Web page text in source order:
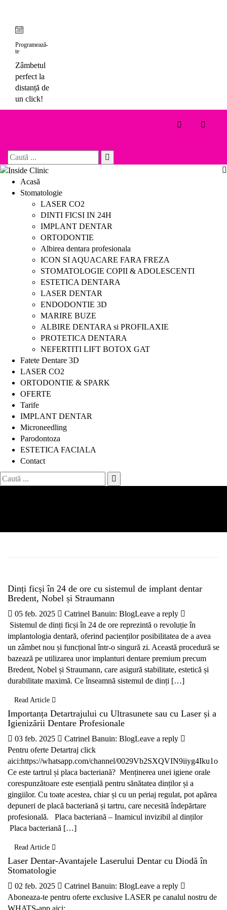
content
Programează-
te
Zâmbetul
perfect la
distanță de
un click!
Toggle
Search
for:
Acasă
Stomatologie
LASER CO2
DINTI FICSI IN 24H
IMPLANT DENTAR
ORTODONTIE
Albirea dentara profesionala
ICON SI AQUACARE FARA FREZA
STOMATOLOGIE COPII & ADOLESCENTI
ESTETICA DENTARA
LASER DENTAR
ENDODONTIE 3D
MARIRE BUZE
ALBIRE DENTARA si PROFILAXIE
PROTETICA DENTARA
NEFERTITI LIFT BOTOX GAT
Fatete Dentare 3D
LASER CO2
ORTODONTIE & SPARK
OFERTE
Tarife
IMPLANT DENTAR
Microneedling
Parodontoza
ESTETICA FACIALA
Contact
Search
for:
Dinți ficși în 24 de ore cu sistemul de implant dentar
Bredent, Nobel și Straumann
05 feb. 2025 Catrinel Banuin: BlogLeave a reply
Sistemul de dinți ficși în 24 de ore reprezintă o revoluție în
implantologia dentară, oferind pacienților posibilitatea de a avea
un zâmbet nou și funcțional într-o singură zi. Această procedură se
bazează pe utilizarea unor implanturi dentare premium precum
Bredent, Nobel și Straumann, care asigură stabilitate, estetică și
durabilitate maximă. Ce înseamnă sistemul de dinți […]
Read Article
Importanța Detartrajului cu Ultrasunete sau cu Laser și a
Igienizării Dentare Profesionale
03 feb. 2025 Catrinel Banuin: BlogLeave a reply
Pentru oferte Detartraj click
aici:https://whatsapp.com/channel/0029Vb2SXQVIN9iiyg4Iku1o
Ce este tartrul și placa bacteriană? Menținerea unei igiene orale
corespunzătoare este esențială pentru sănătatea dinților și a
gingiilor. Cu toate acestea, chiar și cu un periaj regulat, pot apărea
depuneri de placă bacteriană și tartru, care necesită îndepărtare
profesională. Placa bacteriană – Inamicul invizibil al dinților
Placa bacteriană […]
Read Article
Laser Dentar-Avantajele Laserului Dentar cu Diodă în
Stomatologie
02 feb. 2025 Catrinel Banuin: BlogLeave a reply
Aboneaza-te pentru oferte exclusive LASER pe canalul nostru de